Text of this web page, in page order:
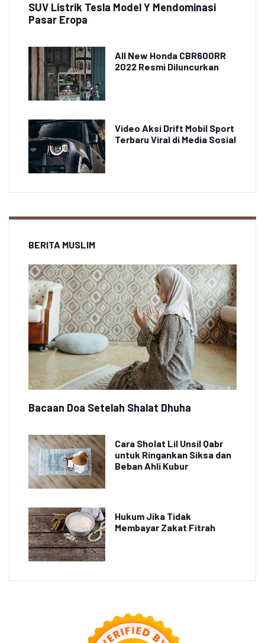
SUV Listrik Tesla Model Y Mendominasi
Pasar Eropa
All New Honda CBR600RR
2022 Resmi Diluncurkan
Video Aksi Drift Mobil Sport
Terbaru Viral di Media Sosial
BERITA MUSLIM
Bacaan Doa Setelah Shalat Dhuha
Cara Sholat Lil Unsil Qabr
untuk Ringankan Siksa dan
Beban Ahli Kubur
Hukum Jika Tidak
Membayar Zakat Fitrah